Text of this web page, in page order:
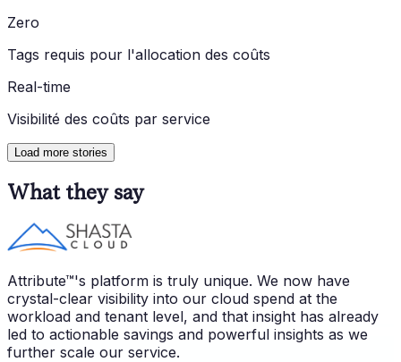
Zero
Tags requis pour l'allocation des coûts
Real-time
Visibilité des coûts par service
Load more stories
What they say
Attribute™'s platform is truly unique. We now have
crystal-clear visibility into our cloud spend at the
workload and tenant level, and that insight has already
led to actionable savings and powerful insights as we
further scale our service.